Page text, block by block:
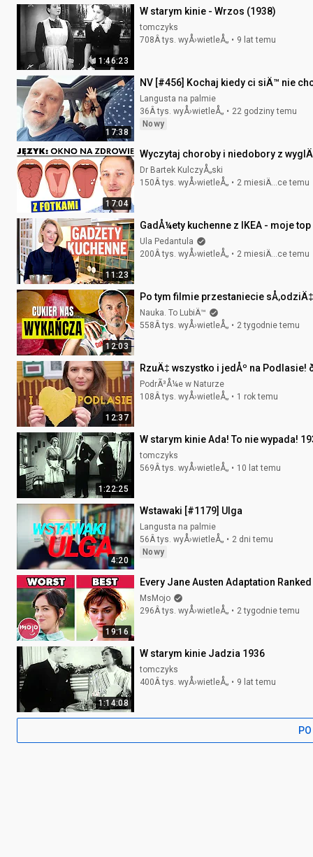
1:46:23
W starym kinie - Wrzos (1938)
tomczyks
708Â tys. wyÅ›wietleÅ„
9 lat temu
17:38
NV [#456] Kochaj kiedy ci siÄ™ nie
Langusta na palmie
36Â tys. wyÅ›wietleÅ„
22 godziny temu
Nowy
17:04
Wyczytaj choroby i niedobory z
Dr Bartek KulczyÅ„ski
150Â tys. wyÅ›wietleÅ„
2 miesiÄ…ce temu
11:23
GadÅ¼ety kuchenne z IKEA - moje
Ula Pedantula
200Â tys. wyÅ›wietleÅ„
2 miesiÄ…ce temu
12:03
Po tym filmie przestaniecie sÅ‚odziÄ‡
Nauka. To LubiÄ™
558Â tys. wyÅ›wietleÅ„
2 tygodnie temu
12:37
RzuÄ‡ wszystko i jedÅº na
PodrÃ³Å¼e w Naturze
108Â tys. wyÅ›wietleÅ„
1 rok temu
1:22:25
W starym kinie Ada! To nie wypada!
tomczyks
569Â tys. wyÅ›wietleÅ„
10 lat temu
4:20
Wstawaki [#1179] Ulga
Langusta na palmie
56Â tys. wyÅ›wietleÅ„
2 dni temu
Nowy
19:16
Every Jane Austen Adaptation
MsMojo
296Â tys. wyÅ›wietleÅ„
2 tygodnie temu
1:14:08
W starym kinie Jadzia 1936
tomczyks
400Â tys. wyÅ›wietleÅ„
9 lat temu